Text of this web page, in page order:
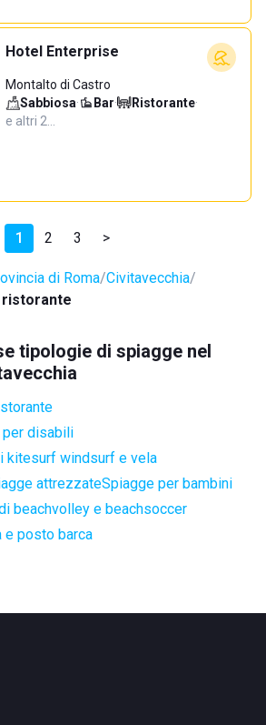
Hotel Enterprise
Montalto di Castro
Sabbiosa· Bar· Ristorante·
e altri 2…
1 2 3 >
di Roma Civitavecchia
ristorante
tipologie di spiagge nel
disabili
kitesurf windsurf e vela
attrezzateSpiagge per bambini
beachvolley e beachsoccer
e posto barca